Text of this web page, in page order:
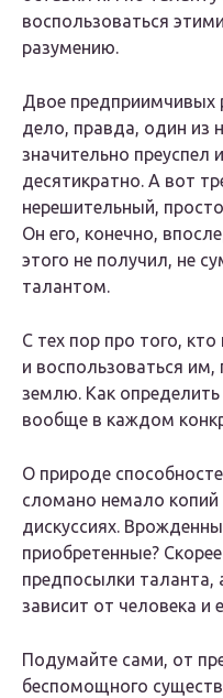
воспользоваться
разумению.
Двое предприимчивых
дело, правда, один из
значительно преуспел
десятикратно. А вот
нерешительный,
Он его, конечно,
этого не получил, не
талантом.
С тех пор про того,
и воспользоваться им,
землю. Как
вообще в каждом
О природе
сломано немало
дискуссиях.
приобретенные?
предпосылки
зависит от человека и
Подумайте сами, от
беспомощного